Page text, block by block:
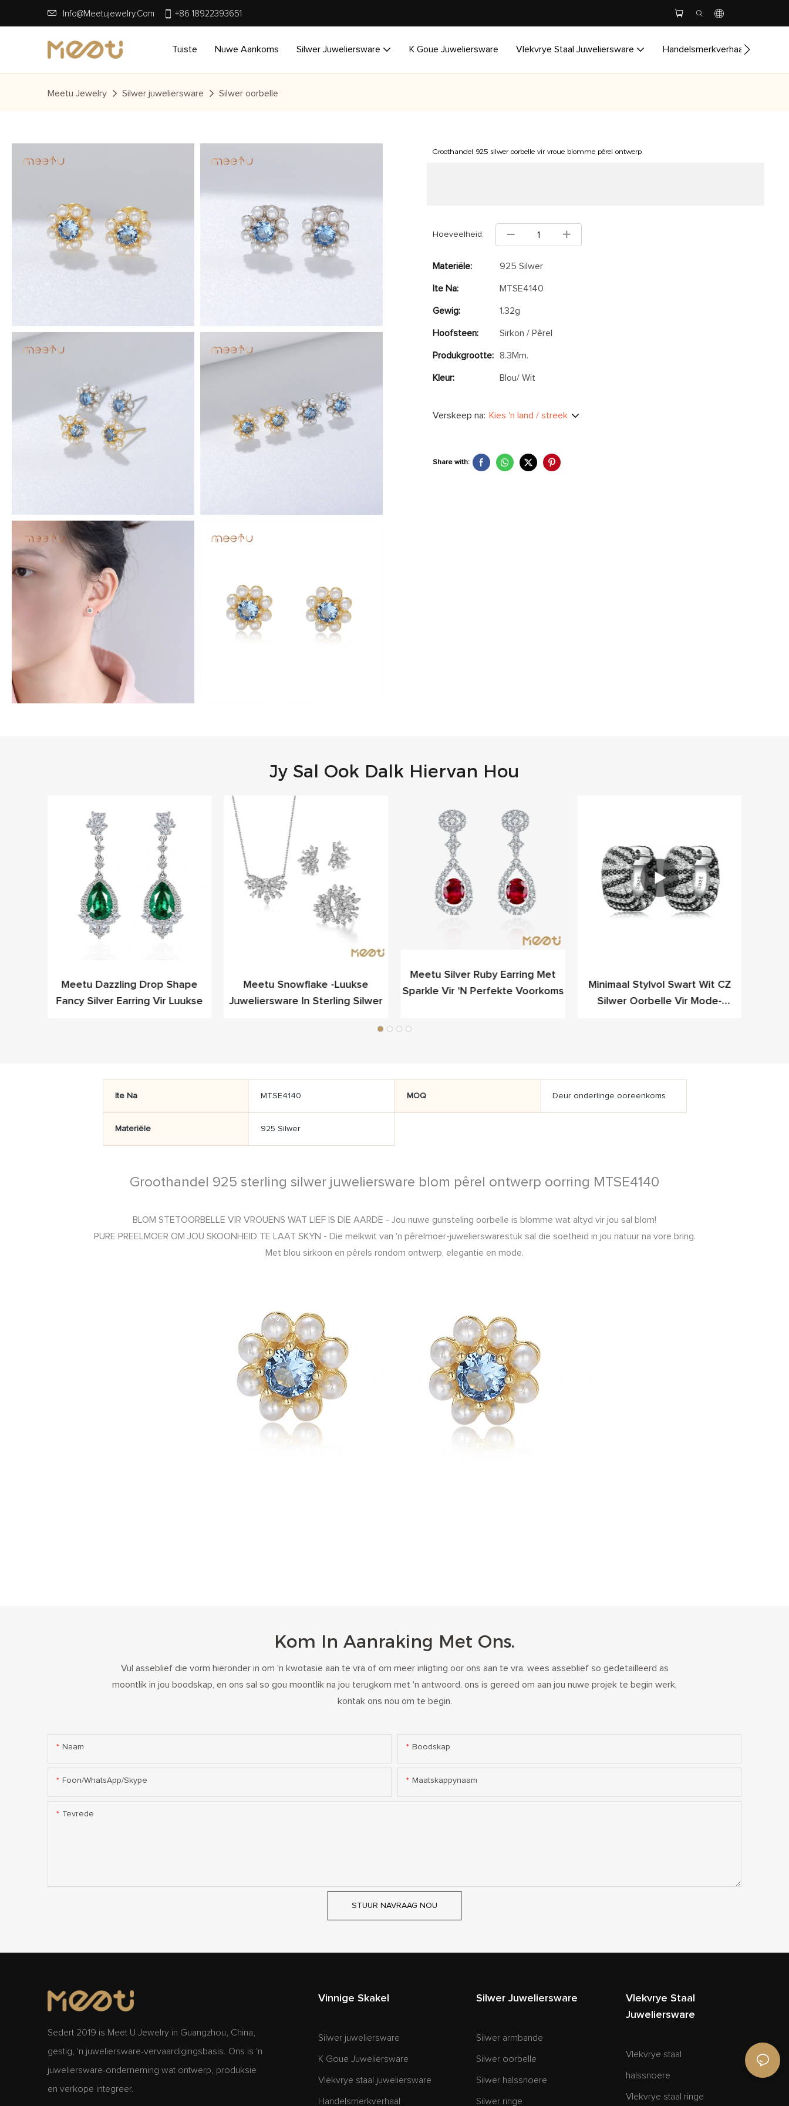
Info@meetujewelry.com +86 18922393651
Tuiste Nuwe Aankoms Silwer Juweliersware K Goue Juweliersware Vlekvrye Staal Juweliersware Handelsmerkverhaal
Meetu Jewelry Silwer juweliersware Silwer oorbelle
Groothandel 925 silwer oorbelle vir vroue blomme pêrel ontwerp
Hoeveelheid:
Materiële: 925 Silwer
Ite Na: MTSE4140
Gewig: 1.32g
Hoofsteen: Sirkon / Pêrel
Produkgrootte: 8.3Mm.
Kleur: Blou/ Wit
Verskeep na: Kies 'n land / streek
Share with:
Jy Sal Ook Dalk Hiervan Hou
Meetu Dazzling Drop Shape
Fancy Silver Earring Vir Luukse
Meetu Snowflake -luukse
Juweliersware In Sterling Silwer
Meetu Silver Ruby Earring Met
Sparkle Vir 'n Perfekte Voorkoms
Minimaal Stylvol Swart Wit CZ
Silwer Oorbelle Vir Mode-
Ite Na MTSE4140 MOQ Deur onderlinge ooreenkoms
Materiële 925 Silwer
Groothandel 925 sterling silwer juweliersware blom pêrel ontwerp oorring MTSE4140
BLOM STETOORBELLE VIR VROUENS WAT LIEF IS DIE AARDE - Jou nuwe gunsteling oorbelle is blomme wat altyd vir jou sal blom!
PURE PREELMOER OM JOU SKOONHEID TE LAAT SKYN - Die melkwit van 'n pêrelmoer-juwelierswarestuk sal die soetheid in jou natuur na vore bring.
Met blou sirkoon en pêrels rondom ontwerp, elegantie en mode.
Kom In Aanraking Met Ons.
Vul asseblief die vorm hieronder in om 'n kwotasie aan te vra of om meer inligting oor ons aan te vra. wees asseblief so gedetailleerd as
moontlik in jou boodskap, en ons sal so gou moontlik na jou terugkom met 'n antwoord. ons is gereed om aan jou nuwe projek te begin werk,
kontak ons ​​nou om te begin.
Naam Boodskap
Foon/WhatsApp/Skype Maatskappynaam
Tevrede
STUUR NAVRAAG NOU
Sedert 2019 is Meet U Jewelry in Guangzhou, China,
gestig, 'n juweliersware-vervaardigingsbasis. Ons is 'n
juweliersware-onderneming wat ontwerp, produksie
en verkope integreer.
Vinnige Skakel
Silwer juweliersware
K Goue Juweliersware
Vlekvrye staal juweliersware
Handelsmerkverhaal
Silwer Juweliersware
Silwer armbande
Silwer oorbelle
Silwer halssnoere
Silwer ringe
Vlekvrye Staal
Juweliersware
Vlekvrye staal
halssnoere
Vlekvrye staal ringe